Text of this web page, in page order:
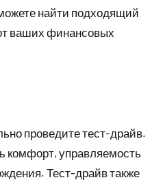
найти подходящий
ваших финансовых
проведите тест-драйв.
комфорт, управляемость
Тест-драйв также